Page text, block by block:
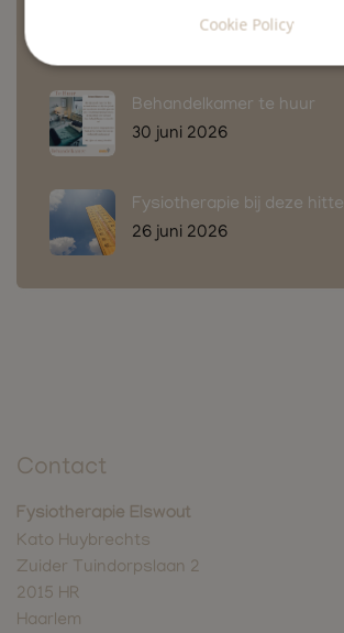
6 juli 2026
Behandelkamer te huur
30 juni 2026
Fysiotherapie bij deze hitte
26 juni 2026
Contact
Fysiotherapie Elswout
Kato Huybrechts
Zuider Tuindorpslaan 2
2015 HR
Haarlem
Cookie Policy